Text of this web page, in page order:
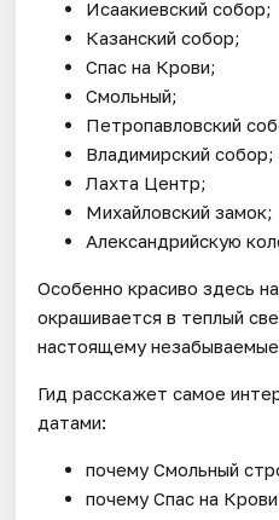
Исаакиевский собор;
Казанский собор;
Спас на Крови;
Смольный;
Петропавловский
Владимирский собор;
Лахта Центр;
Михайловский замок;
Александрийскую
Особенно красиво здесь
окрашивается в теплый
настоящему
Гид расскажет самое
датами:
почему Смольный
почему Спас на